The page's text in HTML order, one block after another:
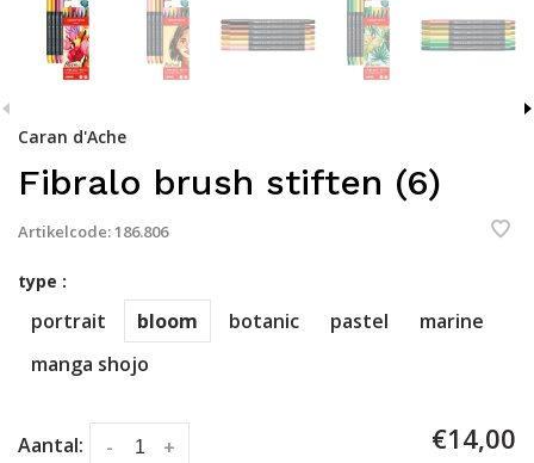
Caran d'Ache
Fibralo brush stiften (6)
Artikelcode:186.806
type :
portrait bloom botanic pastel
marine
manga shojo
Aantal: +
- €14,00